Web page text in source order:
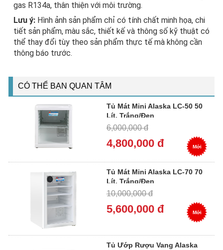
gas R134a, thân thiện với môi trường.
Lưu ý: Hình ảnh sản phẩm chỉ có tính chất minh họa, chi
tiết sản phẩm, màu sắc, thiết kế và thông số kỹ thuật có
thể thay đổi tùy theo sản phẩm thực tế mà không cần
thông báo trước.
CÓ THỂ BẠN QUAN TÂM
Tủ Mát Mini Alaska LC-50 50
Lít, Trắng/Đen
6,000,000 đ
4,800,000 đ Mới
Tủ Mát Mini Alaska LC-70 70
Lít, Trắng/Đen
10,000,000 đ
5,600,000 đ Mới
Tủ Ướp Rượu Vang Alaska